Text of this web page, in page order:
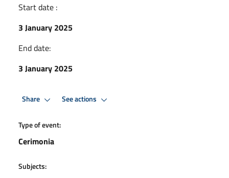
Start date :
3 January 2025
End date:
3 January 2025
Share See actions
Type of event:
Cerimonia
Subjects: